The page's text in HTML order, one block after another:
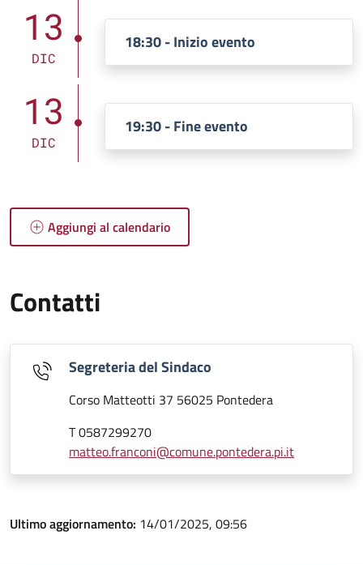
13
DIC
18:30 - Inizio evento
13
DIC
19:30 - Fine evento
Aggiungi al calendario
Contatti
Segreteria del Sindaco
Corso Matteotti 37 56025 Pontedera
T 0587299270
matteo.franconi@comune.pontedera.pi.it
Ultimo aggiornamento: 14/01/2025, 09:56